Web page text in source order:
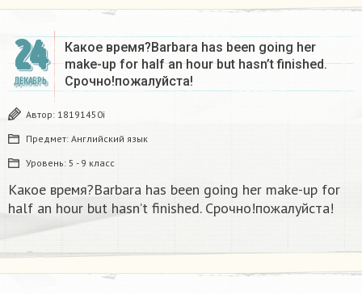
24
ДЕКАБРЬ
Какое время?Barbara has been going her
make-up for half an hour but hasn’t finished.
Срочно!пожалуйста!
Автор: 18191450i
Предмет: Английский язык
Уровень: 5 - 9 класс
Какое время?Barbara has been going her make-up for
half an hour but hasn’t finished. Срочно!пожалуйста!